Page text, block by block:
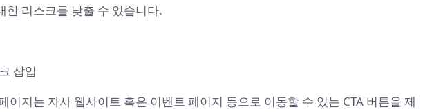
한 리스크를 낮출 수 있습니다.
삽입
이지는 자사 웹사이트 혹은 이벤트 페이지 등으로 이동할 수 있는 CTA 버튼을 제